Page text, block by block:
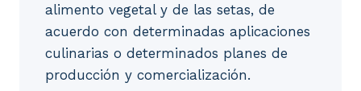
alimento vegetal y de las setas, de
acuerdo con determinadas aplicaciones
culinarias o determinados planes de
producción y comercialización.